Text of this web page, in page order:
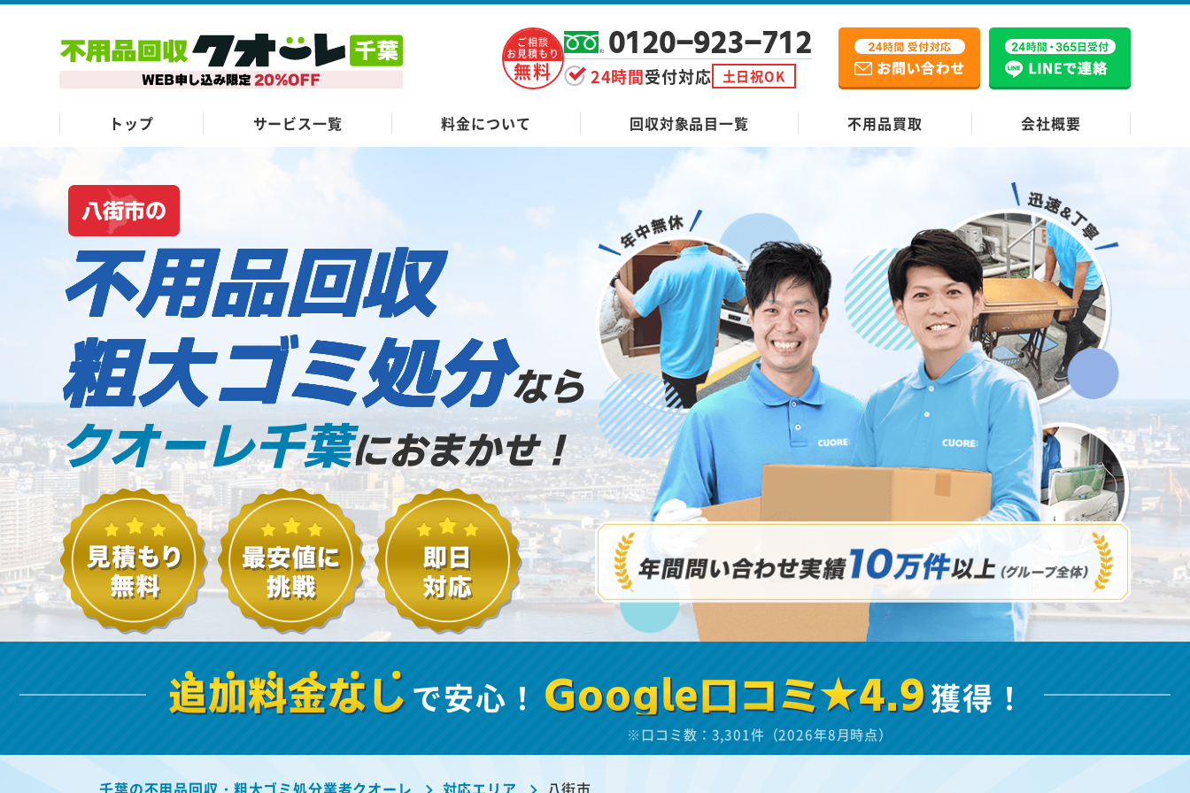
ご相談
お見積もり
無料
0120-923-712
24時間受付対応 土日祝OK
トップ サービス一覧 料金について 回収対象品目一覧 不用品買取 会社概要
八街市の
不用品回収
粗大ゴミ処分なら
クオーレ千葉におまかせ！
追加料金なし で安心！ Google口コミ★4.9獲得！
※口コミ数：3,301件（2026年8月時点）
千葉の不用品回収・粗大ゴミ処分業者クオーレ 対応エリア 八街市